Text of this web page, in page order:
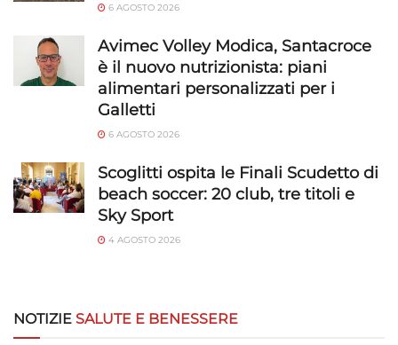
6 AGOSTO 2026
Avimec Volley Modica, Santacroce
è il nuovo nutrizionista: piani
alimentari personalizzati per i
Galletti
6 AGOSTO 2026
Scoglitti ospita le Finali Scudetto di
beach soccer: 20 club, tre titoli e
Sky Sport
4 AGOSTO 2026
NOTIZIE SALUTE E BENESSERE